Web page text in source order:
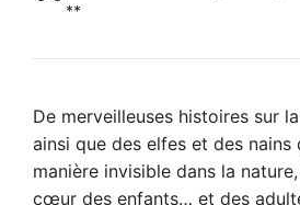
**
De merveilleuses histoires sur
ainsi que des elfes et des nains
manière invisible dans la
cœur des enfants… et des